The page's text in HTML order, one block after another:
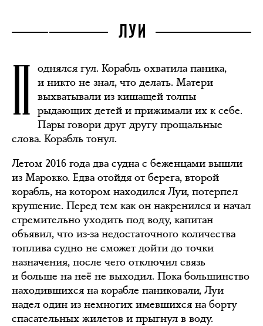
ЛУИ
П однялся гул. Корабль охватила паника,
и никто не знал, что делать. Матери
выхватывали из кишащей толпы
рыдающих детей и прижимали их к себе.
Пары говори друг другу прощальные
слова. Корабль тонул.
Летом 2016 года два судна с беженцами вышли
из Марокко. Едва отойдя от берега, второй
корабль, на котором находился Луи, потерпел
крушение. Перед тем как он накренился и начал
стремительно уходить под воду, капитан
объявил, что из-за недостаточного количества
топлива судно не сможет дойти до точки
назначения, после чего отключил связь
и больше на неё не выходил. Пока большинство
находившихся на корабле паниковали, Луи
надел один из немногих имевшихся на борту
спасательных жилетов и прыгнул в воду.